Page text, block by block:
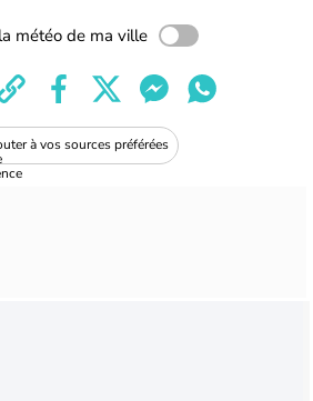
météo de ma ville
à vos sources préférées